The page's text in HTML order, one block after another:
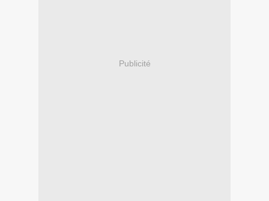
Publicité